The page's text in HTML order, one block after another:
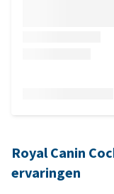
Royal Canin
ervaringen